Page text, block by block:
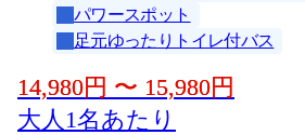
パワースポット
足元ゆったりトイレ付バス
14,980円 〜 15,980円
大人1名あたり